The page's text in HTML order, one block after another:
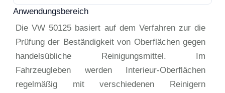
Anwendungsbereich
Die VW 50125 basiert auf dem Verfahren zur die
Prüfung der Beständigkeit von Oberflächen gegen
handelsübliche Reinigungsmittel. Im
Fahrzeugleben werden Interieur-Oberflächen
regelmäßig mit verschiedenen Reinigern